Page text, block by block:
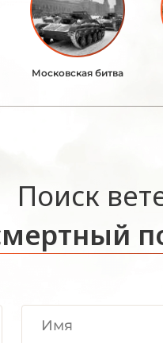
Московская битва
Поиск